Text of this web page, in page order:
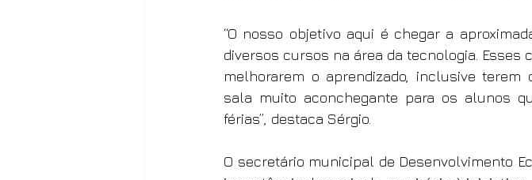
“O nosso objetivo aqui é chegar a
diversos cursos na área da tecnologia. Esses
melhorarem o aprendizado, inclusive
sala muito aconchegante para os alunos
férias”, destaca Sérgio.
O secretário municipal de Desenvolvimento